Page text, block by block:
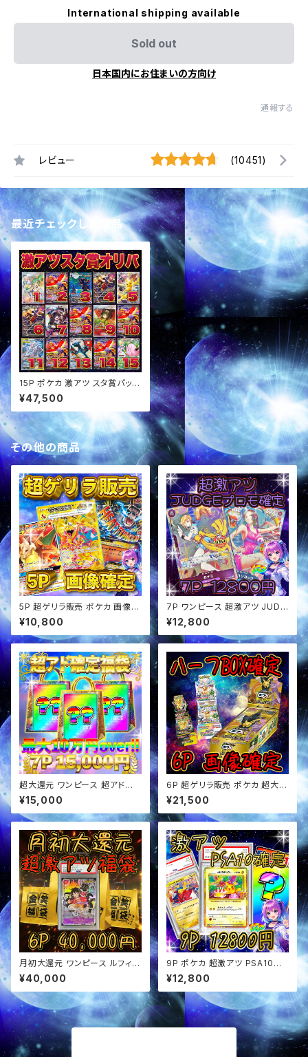
International shipping available
Sold out
日本国内にお住まいの方向け
通報する
レビュー (10451)
最近チェックした商品
15P ポケカ 激アツ スタ賞パック
オリパ
¥47,500
その他の商品
5P 超ゲリラ販売 ポケカ 画像確
定 オリパ
¥10,800
7P ワンピース 超激アツ JUDG
Eプロモ確定 オリパ
¥12,800
超大還元 ワンピース 超アド確
定福袋 オリパ
¥15,000
6P 超ゲリラ販売 ポケカ 超大還
元 ハーフBOX画像確定 オリパ
¥21,500
月初大還元 ワンピース ルフィ確
定 超アド確定福袋 オリパ
¥40,000
9P ポケカ 超激アツ PSA10確
定 オリパ
¥12,800